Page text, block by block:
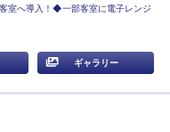
室へ導入！◆一部客室に電子レンジ
ギャラリー